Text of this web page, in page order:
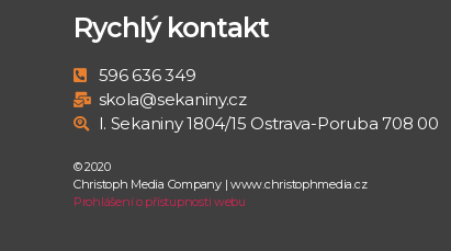
Rychlý kontakt
596 636 349
skola@sekaniny.cz
I. Sekaniny 1804/15 Ostrava-Poruba 708 00
© 2020
Christoph Media Company | www.christophmedia.cz
Prohlášení o přístupnosti webu